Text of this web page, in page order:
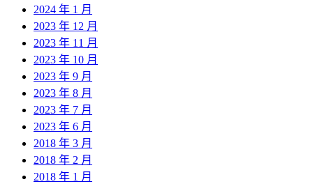
2024 年 1 月
2023 年 12 月
2023 年 11 月
2023 年 10 月
2023 年 9 月
2023 年 8 月
2023 年 7 月
2023 年 6 月
2018 年 3 月
2018 年 2 月
2018 年 1 月